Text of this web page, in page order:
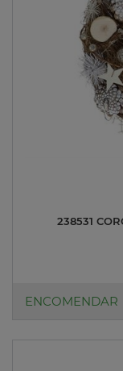
238531
ENCOMENDAR